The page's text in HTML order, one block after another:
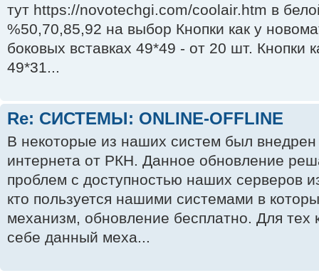
тут https://novotechgi.com/coolair.htm в
%50,70,85,92 на выбор Кнопки как у
боковых вставках 49*49 - от 20 шт. Кнопки
49*31...
Re: СИСТЕМЫ: ONLINE-OFFLINE
В некоторые из наших систем был внедрен
интернета от РКН. Данное обновление
проблем с доступностью наших серверов
кто пользуется нашими системами в
механизм, обновление бесплатно. Для тех
себе данный меха...